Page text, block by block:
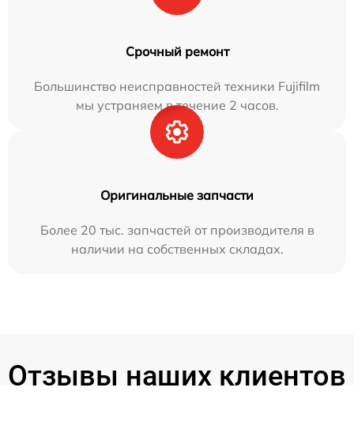
Срочный ремонт
Большинство неисправностей техники Fujifilm
мы устраняем в течение 2 часов.
Оригинальные запчасти
Более 20 тыс. запчастей от производителя в
наличии на собственных складах.
Отзывы наших клиентов